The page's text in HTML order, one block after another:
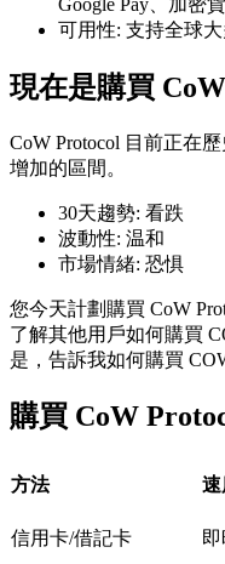
TradFi
USDC永續
多種以USDC結算
可用性: 支持全球
現在是購買
CoW Protocol 目前正在
增加的區間。
30天趨勢: 看跌
波動性: 温和
市場情緒: 恐惧
您今天計劃購買 CoW
了解其他用戶如何購買
是，告訴我如何購買
購買 CoW
方法 速
信用卡/借記卡